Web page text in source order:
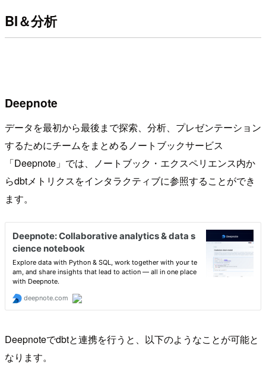
BI＆分析
Deepnote
データを最初から最後まで探索、分析、プレゼンテーション
するためにチームをまとめるノートブックサービス
「Deepnote」では、ノートブック・エクスペリエンス内か
らdbtメトリクスをインタラクティブに参照することができ
ます。
Deepnoteでdbtと連携を行うと、以下のようなことが可能と
なります。